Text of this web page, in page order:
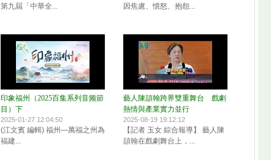
第九屆「中華全...
因焦慮、憤怒、抱怨...
印象福州（2025百集系列音频節
目）下
2025-01-27 12:04:50
(江文賓 編輯) 福州—萬福之州為
福建...
藝人陳頡翰跨界雙重舞台 戲劇
熱情與產業實力並行
2025-08-19 19:12:12
【記者 玉女 綜合報導】 藝人陳
頡翰在戲劇舞台上，...